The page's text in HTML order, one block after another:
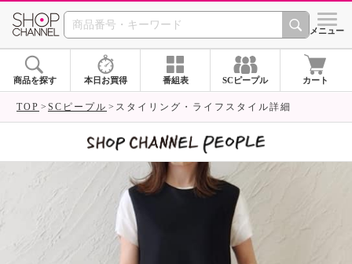
SHOP CHANNEL シメニュー
商品を探す 本日お買得 番組表 SCピープル カート
TOP SCピープル スタイリング・ライフスタイル詳細